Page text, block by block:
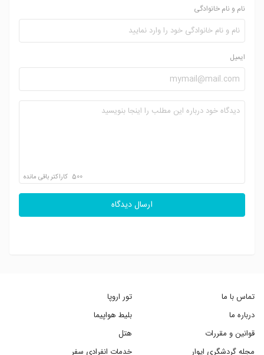
نام و نام خانوادگی
ایمیل
500 کاراکتر باقی مانده
ارسال دیدگاه
تماس با ما
درباره ما
قوانین و مقررات
مجله گردشگری ایوار
تور اروپا
بلیط هواپیما
هتل
خدمات انفرادی سفر